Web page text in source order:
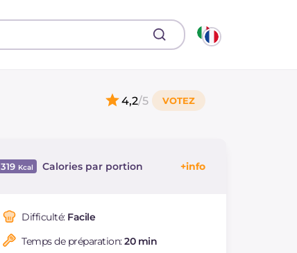
4,2/5
319 Calories par portion
Dont sucres
Protéine g
Difficulté: Facile
Temps de préparation:20 min